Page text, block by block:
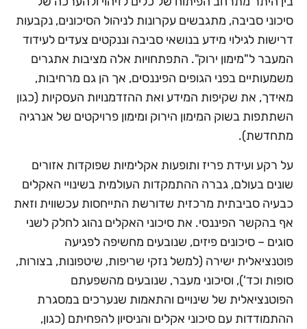
סיכוני סביבה, מתגבשים עקרונות לניהול הסיכונים, נקבעות
דרישות לגילוי מידע בנושאי סביבה וננקטים צעדים לעידוד
המעבר ל"מימון ירוק". התפתחויות אלה מציבות אתגרים
משמעותיים בפני הגופים הפיננסים, אך הן גם מרחיבות,
מאידך, את שקיפות המידע ואת ההזדמנויות העסקיות (כגון
השתתפות בשוק המימון הירוק ומימון פרויקטים של אנרגיה
מתחדשת).
על רקע ועידת פריז ותופעות אקלימיות שפוקדות אזורים
שונים בעולם, גברה ההתמקדות העולמית בשינויי האקלים
כבעיה סביבתית מרכזית שדורשת התייחסות עכשווית וזאת
אף בהקשר הפיננסי. את סיכוני האקלים נהוג לחלק לשני
סוגים – סיכונים פיזים, שנובעים מחשיפה לפגיעה
פוטנציאלית ישירה (למשל נזקי שריפות, שיטפונות, בצורות,
סופות וכד'), וסיכוני מעבר, שנובעים מהשפעתם
הפוטנציאלית של שינויים והתאמות שנערכים במסגרת
ההתמודדות עם סיכוני אקלים והניסיון להפחיתם (כגון,